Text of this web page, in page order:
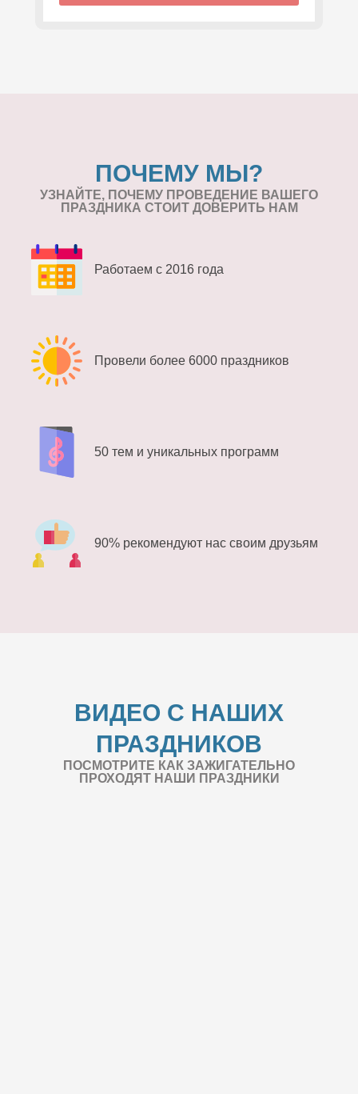
ПОЧЕМУ МЫ?
УЗНАЙТЕ, ПОЧЕМУ ПРОВЕДЕНИЕ ВАШЕГО
ПРАЗДНИКА СТОИТ ДОВЕРИТЬ НАМ
Работаем с 2016 года
Провели более 6000 праздников
50 тем и уникальных программ
90% рекомендуют нас своим друзьям
ВИДЕО С НАШИХ
ПРАЗДНИКОВ
ПОСМОТРИТЕ КАК ЗАЖИГАТЕЛЬНО
ПРОХОДЯТ НАШИ ПРАЗДНИКИ